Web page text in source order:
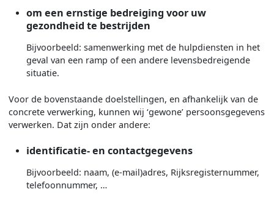
om een ernstige bedreiging voor uw
gezondheid te bestrijden
Bijvoorbeeld: samenwerking met de hulpdiensten in het
geval van een ramp of een andere levensbedreigende
situatie.
Voor de bovenstaande doelstellingen, en afhankelijk van de
concrete verwerking, kunnen wij ‘gewone’ persoonsgegevens
verwerken. Dat zijn onder andere:
identificatie- en contactgegevens
Bijvoorbeeld: naam, (e-mail)adres, Rijksregisternummer,
telefoonnummer, …